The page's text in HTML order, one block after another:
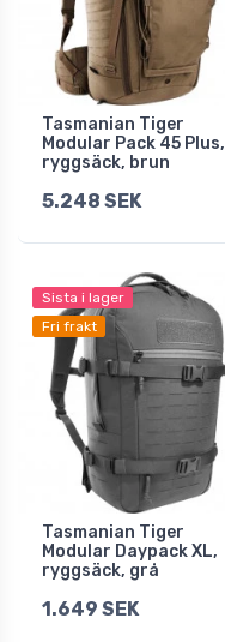
Tasmanian Tiger
Modular Pack 45 Plus,
ryggsäck, brun
5.248 SEK
Sista i lager
Fri frakt
Tasmanian Tiger
Modular Daypack XL,
ryggsäck, grå
1.649 SEK